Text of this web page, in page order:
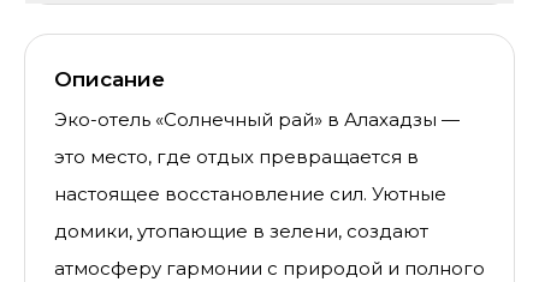
Описание
Эко-отель «Солнечный рай» в Алахадзы —
это место, где отдых превращается в
настоящее восстановление сил. Уютные
домики, утопающие в зелени, создают
атмосферу гармонии с природой и полного